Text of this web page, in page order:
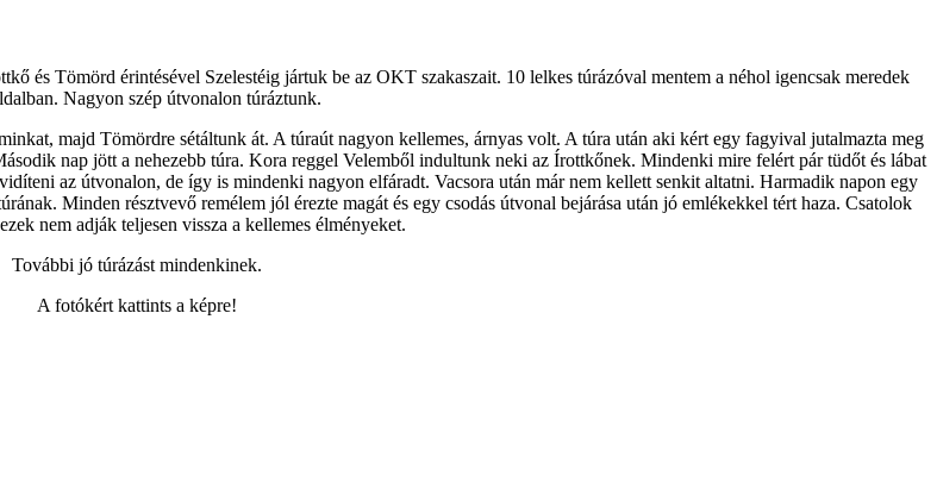
és Tömörd érintésével Szelestéig jártuk be az OKT szakaszait. 10 lelkes túrázóval mentem a néhol igencsak meredek
Nagyon szép útvonalon túráztunk.
majd Tömördre sétáltunk át. A túraút nagyon kellemes, árnyas volt. A túra után aki kért egy fagyival jutalmazta meg
nap jött a nehezebb túra. Kora reggel Velemből indultunk neki az Írottkőnek. Mindenki mire felért pár tüdőt és lábat
az útvonalon, de így is mindenki nagyon elfáradt. Vacsora után már nem kellett senkit altatni. Harmadik napon egy
Minden résztvevő remélem jól érezte magát és egy csodás útvonal bejárása után jó emlékekkel tért haza. Csatolok
nem adják teljesen vissza a kellemes élményeket.
További jó túrázást mindenkinek.
A fotókért kattints a képre!